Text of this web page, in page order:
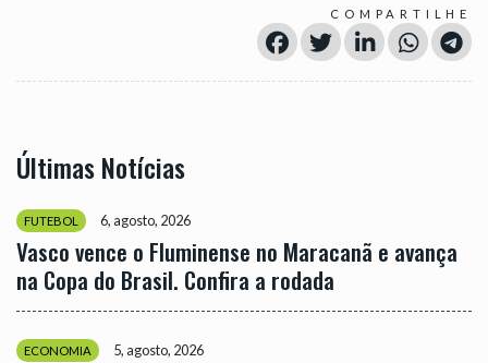
COMPARTILHE
Últimas Notícias
FUTEBOL 6, agosto, 2026
Vasco vence o Fluminense no Maracanã e avança
na Copa do Brasil. Confira a rodada
ECONOMIA 5, agosto, 2026